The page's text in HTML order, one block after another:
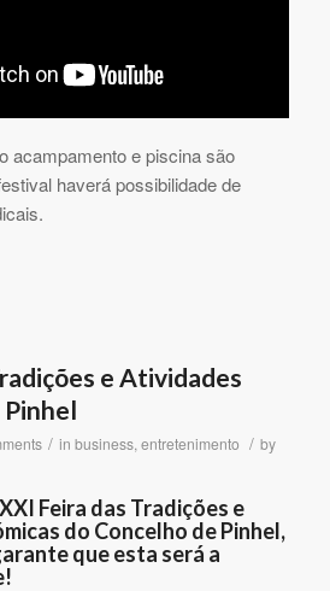
acampamento e piscina são
haverá possibilidade de
e Atividades
Pinhel
/ in business, entretenimento / by
Feira das Tradições e
do Concelho de Pinhel,
que esta será a